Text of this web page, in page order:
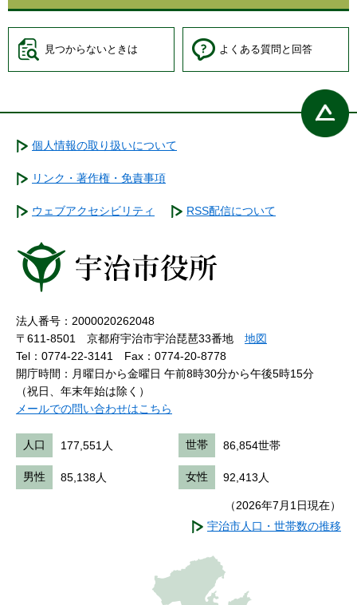
見つからないときは よくある質問と回答
個人情報の取り扱いについて
リンク・著作権・免責事項
ウェブアクセシビリティ RSS配信について
法人番号：2000020262048
〒611-8501 京都府宇治市宇治琵琶33番地 地図
Tel：0774-22-3141
Fax：0774-20-8778
開庁時間：月曜日から金曜日 午前8時30分から午後5時15分
（祝日、年末年始は除く）
メールでの問い合わせはこちら
人口 177,551人 世帯 86,854世帯
男性 85,138人 女性 92,413人
（2026年7月1日現在）
宇治市人口・世帯数の推移